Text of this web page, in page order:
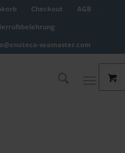
Checkout
AGB
seamaster.com